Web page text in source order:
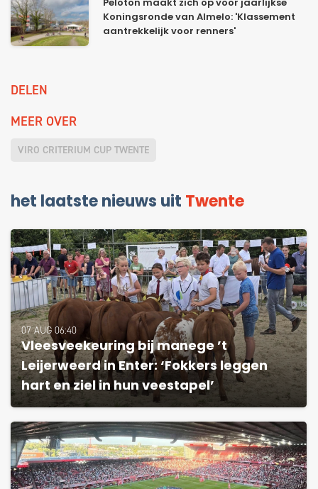
Peloton maakt zich op voor jaarlijkse
Koningsronde van Almelo: 'Klassement
aantrekkelijk voor renners'
DELEN
MEER OVER
VIRO CRITERIUM CUP TWENTE
het laatste nieuws uit Twente
07 AUG 06:40
Vleesveekeuring bij manege ’t
Leijerweerd in Enter: ‘Fokkers leggen
hart en ziel in hun veestapel’